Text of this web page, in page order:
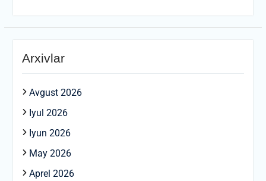
Arxivlar
Avgust 2026
Iyul 2026
Iyun 2026
May 2026
Aprel 2026